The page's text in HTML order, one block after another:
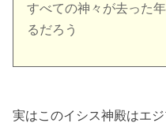
すべての神々が去った
るだろう
実はこのイシス神殿はエ